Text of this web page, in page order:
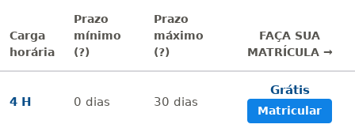
Carga
horária
Prazo
mínimo
(?)
Prazo
máximo
(?)
FAÇA SUA
MATRÍCULA →
4 H 0 dias 30 dias
Grátis
Matricular